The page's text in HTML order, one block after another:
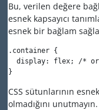
Bu, verilen değere
esnek kapsayıcı
esnek bir bağlam
.container {
display: flex; /*
}
CSS sütunlarının
olmadığını unutmayın.